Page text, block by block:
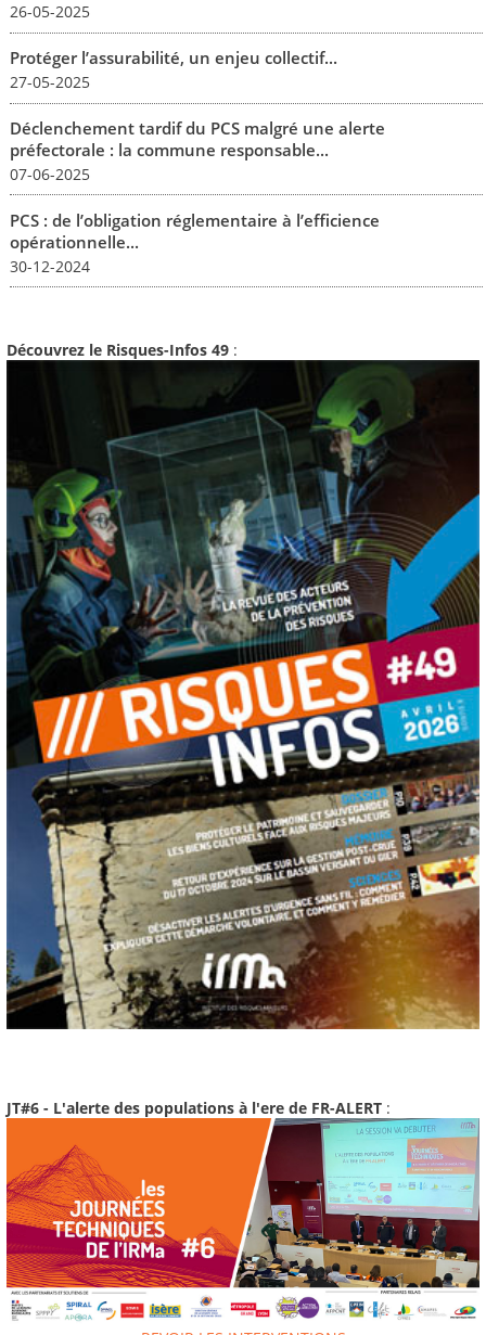
26-05-2025
Protéger l’assurabilité, un enjeu collectif...
27-05-2025
Déclenchement tardif du PCS malgré une alerte
préfectorale : la commune responsable...
07-06-2025
PCS : de l’obligation réglementaire à l’efficience
opérationnelle...
30-12-2024
Découvrez le Risques-Infos 49 :
JT#6 - L'alerte des populations à l'ere de FR-ALERT :